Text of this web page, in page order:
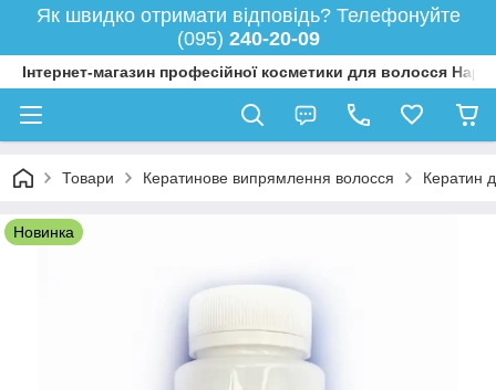
Як швидко отримати відповідь? Телефонуйте
(095) 240-20-09
Інтернет-магазин професійної косметики для волосся
Товари Кератинове випрямлення волосся Кератин
Новинка